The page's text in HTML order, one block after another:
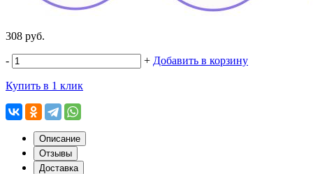
308 руб.
- + Добавить в корзину
Купить в 1 клик
Описание
Отзывы
Доставка